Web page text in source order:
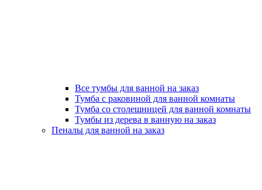
Все тумбы для ванной на заказ
Тумба с раковиной для ванной комнаты
Тумба со столешницей для ванной комнаты
Тумбы из дерева в ванную на заказ
Пеналы для ванной на заказ